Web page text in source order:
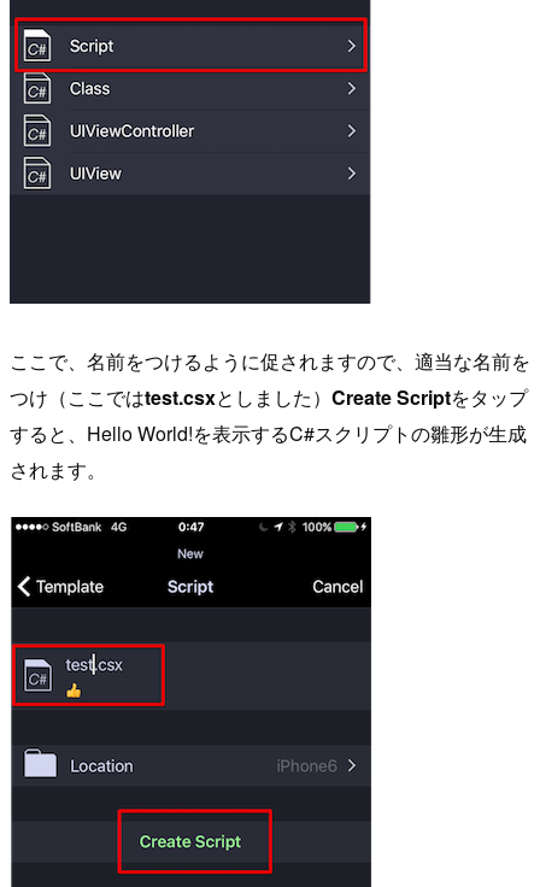
ここで、名前をつけるように促されますので、適当な名前を
つけ（ここではtest.csxとしました） Create Scriptをタップ
すると、Hello World!を表示するC#スクリプトの雛形が生成
されます。